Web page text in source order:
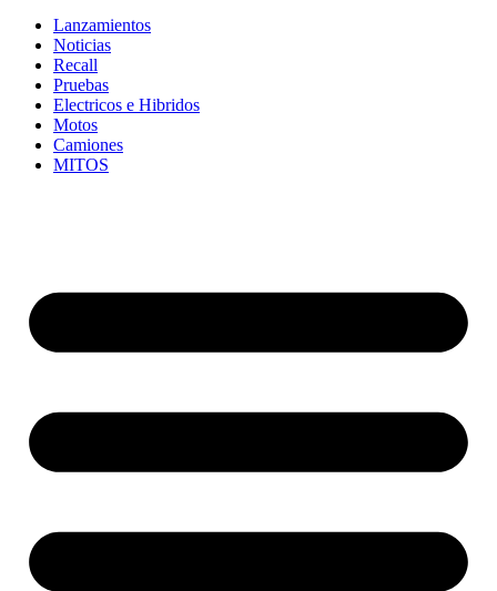
Lanzamientos
Noticias
Recall
Pruebas
Electricos e Hibridos
Motos
Camiones
MITOS